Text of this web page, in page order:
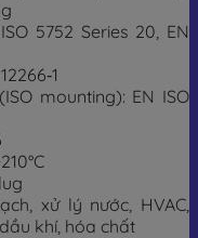
5752 Series 20, EN
mounting): EN ISO
xử lý nước, HVAC,
khí, hóa chất